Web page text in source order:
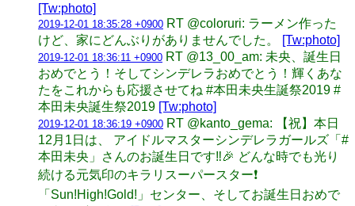
[Tw:photo]
2019-12-01 18:35:28 +0900 RT @coloruri: ラーメン作った
けど、家にどんぶりがありませんでした。
[Tw:photo]
2019-12-01 18:36:11 +0900 RT @13_00_am: 未央、誕生日
おめでとう！そしてシンデレラおめでとう！輝くあな
たをこれからも応援させてね #本田未央生誕祭2019 #
本田未央誕生祭2019 [Tw:photo]
2019-12-01 18:36:19 +0900 RT @kanto_gema: 【祝】本日
12月1日は、 アイドルマスターシンデレラガールズ「#
本田未央」さんのお誕生日です‼️🎉 どんな時でも光り
続ける元気印のキラリスーパースター❗️
「Sun!High!Gold!」センター、そしてお誕生日おめで